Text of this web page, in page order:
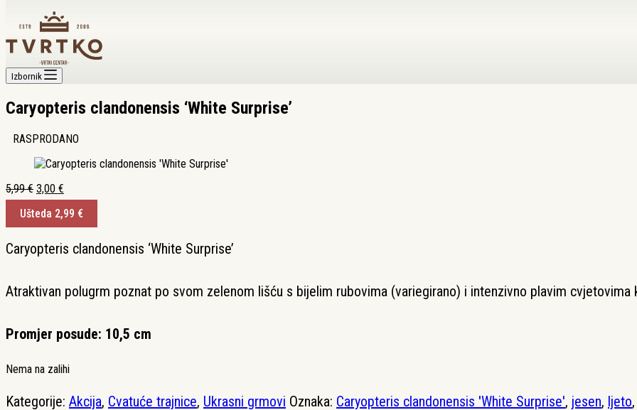
Izbornik
Caryopteris clandonensis ‘White Surprise’
RASPRODANO
5,99€ Izvorna
cijena
bila
je:
5,99 €.
3,00 €
cijena
je:
3,00 €.
Ušteda 2,99 €
Caryopteris clandonensis ‘White Surprise’
Atraktivan polugrm poznat po svom zelenom lišću s bijelim rubovima (variegirano) i intenzivno plavim
Promjer posude: 10,5 cm
Nema na zalihi
Kategorije: Akcija, Cvatuće trajnice, Ukrasni grmovi Oznaka: Caryopteris clandonensis 'White Surprise', jesen, ljeto